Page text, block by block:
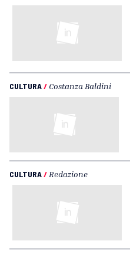
CULTURA/ Costanza Baldini
CULTURA/ Redazione